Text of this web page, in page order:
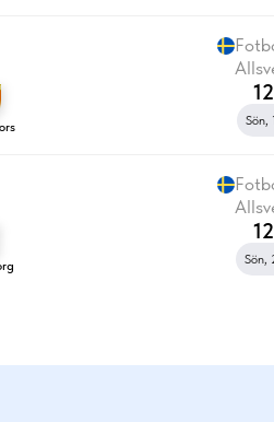
Sön,
Sön,